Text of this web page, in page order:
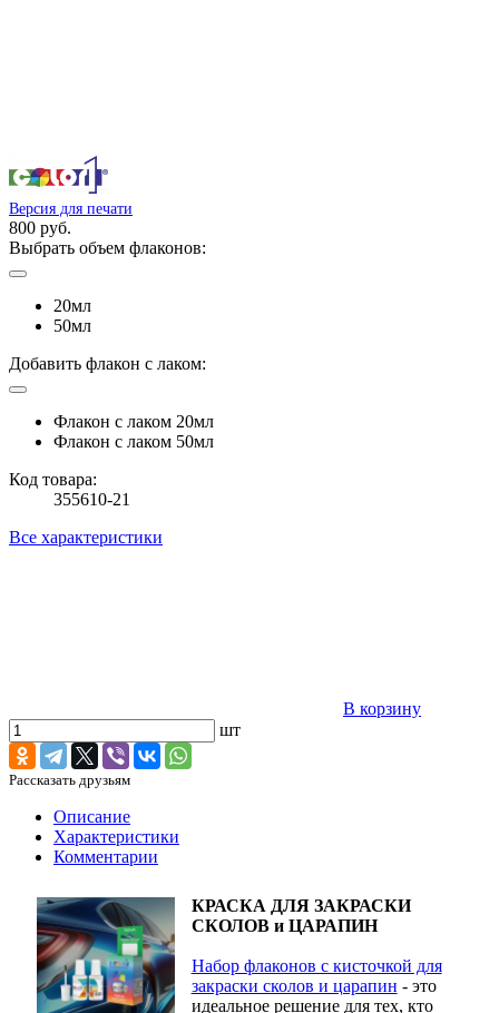
Версия для печати
800 руб.
Выбрать объем флаконов:
20мл
50мл
Добавить флакон с лаком:
Флакон с лаком 20мл
Флакон с лаком 50мл
Код товара:
355610-21
Все характеристики
В корзину
шт
Рассказать друзьям
Описание
Характеристики
Комментарии
КРАСКА ДЛЯ ЗАКРАСКИ
СКОЛОВ и ЦАРАПИН
Набор флаконов с кисточкой для
закраски сколов и царапин - это
идеальное решение для тех, кто